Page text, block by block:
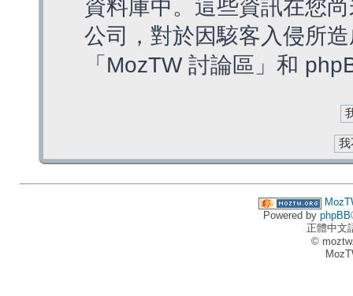
資料庫中。這些資訊在您
公司，對於因駭客入侵所
「MozTW 討論區」和
Powered by phpBB
正體中文
©